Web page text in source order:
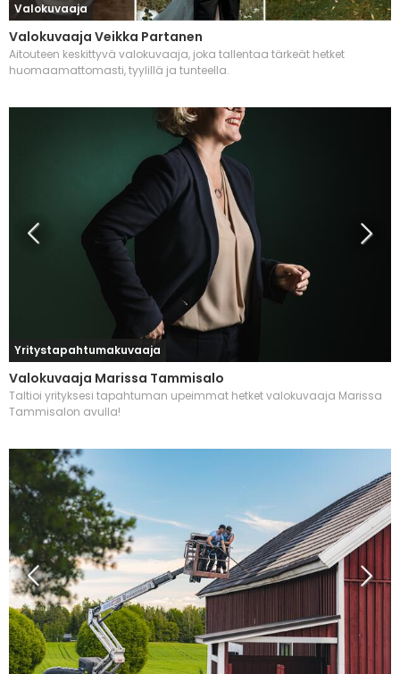
Valokuvaaja
Valokuvaaja Veikka Partanen
Aitouteen keskittyvä valokuvaaja, joka tallentaa tärkeät hetket
huomaamattomasti, tyylillä ja tunteella.
Yritystapahtumakuvaaja
Valokuvaaja Marissa Tammisalo
Taltioi yrityksesi tapahtuman upeimmat hetket valokuvaaja Marissa
Tammisalon avulla!